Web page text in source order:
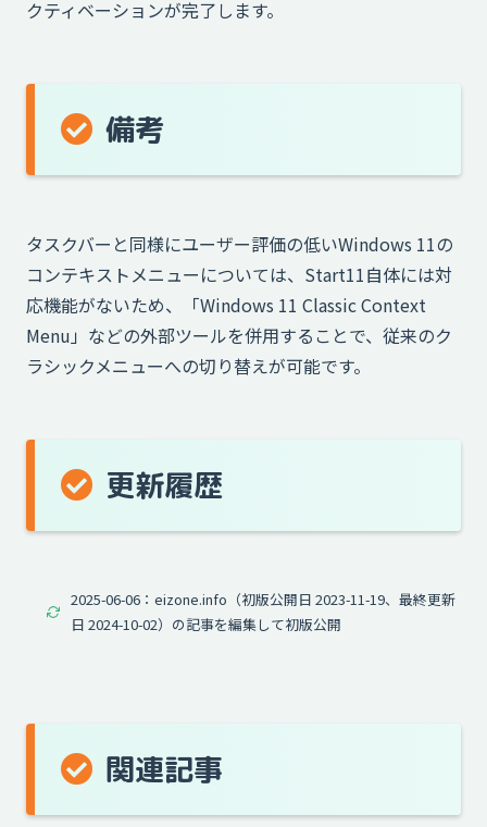
クティベーションが完了します。
備考
タスクバーと同様にユーザー評価の低いWindows 11の
コンテキストメニューについては、Start11自体には対
応機能がないため、「Windows 11 Classic Context
Menu」などの外部ツールを併用することで、従来のク
ラシックメニューへの切り替えが可能です。
更新履歴
2025-06-06：eizone.info（初版公開日 2023-11-19、最終更新
日 2024-10-02）の記事を編集して初版公開
関連記事